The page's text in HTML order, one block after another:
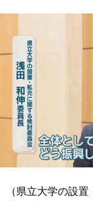
（県立大学の設